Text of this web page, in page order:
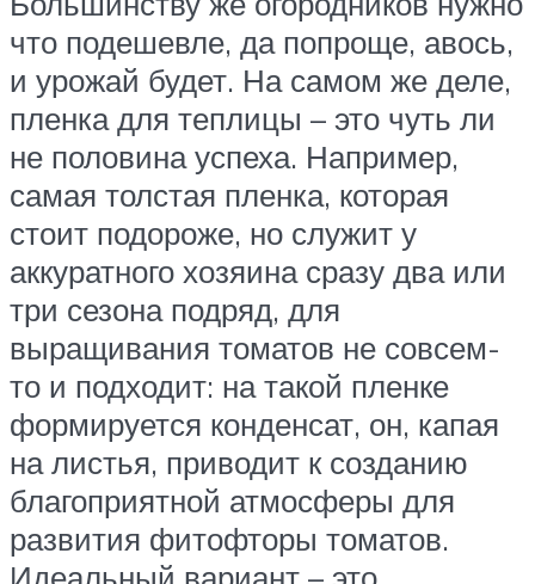
что подешевле, да попроще, авось,
и урожай будет. На самом же деле,
пленка для теплицы – это чуть ли
не половина успеха. Например,
самая толстая пленка, которая
стоит подороже, но служит у
аккуратного хозяина сразу два или
три сезона подряд, для
выращивания томатов не совсем-
то и подходит: на такой пленке
формируется конденсат, он, капая
на листья, приводит к созданию
благоприятной атмосферы для
развития фитофторы томатов.